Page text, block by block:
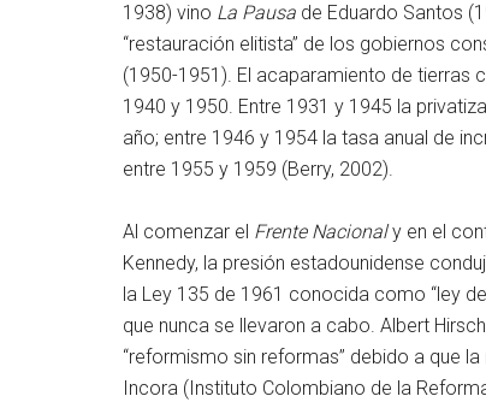
1938) vino La Pausa de Eduardo Santos
“restauración elitista” de los gobiernos
(1950-1951). El acaparamiento de tierras
1940 y 1950. Entre 1931 y 1945 la
año; entre 1946 y 1954 la tasa anual de
entre 1955 y 1959 (Berry, 2002).
Al comenzar el Frente Nacionaly en el
Kennedy, la presión estadounidense
la Ley 135 de 1961 conocida como “ley
que nunca se llevaron a cabo. Albert
“reformismo sin reformas” debido a que
Incora (Instituto Colombiano de la